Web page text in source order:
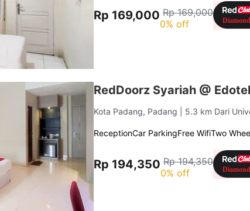
Rp 169,000 Rp 169,000
0% off
RedDoorz Syariah @
Kota Padang, Padang | 5.3 km Dari
ReceptionCar ParkingFree WifiTwo
Rp 194,350 Rp 194,350
0% off